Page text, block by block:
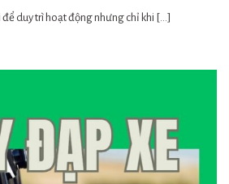
duy trì hoạt động nhưng chỉ khi [...]